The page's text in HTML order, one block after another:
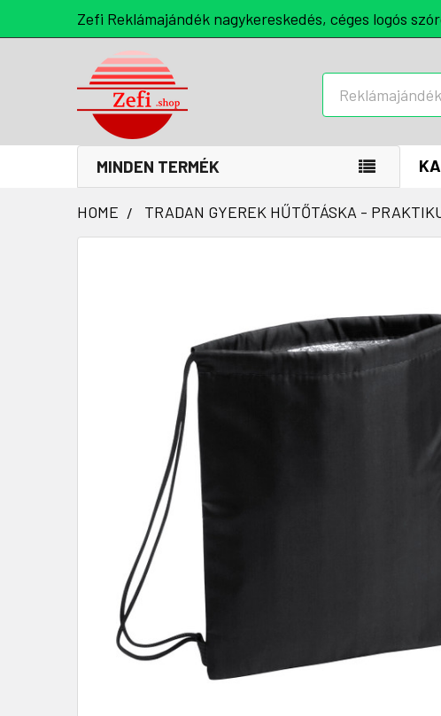
Zefi Reklámajándék nagykereskedés, céges logós
MINDEN TERMÉK
HOME TRADAN GYEREK HŰTŐTÁSKA -